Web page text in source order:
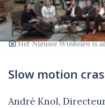
‘Het Nieuwe Winkelen is
Slow motion
André Knol,